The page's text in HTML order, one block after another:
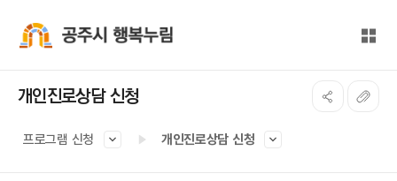
전체
개인진로상담 신청
프로그램 신청 개인진로상담 신청